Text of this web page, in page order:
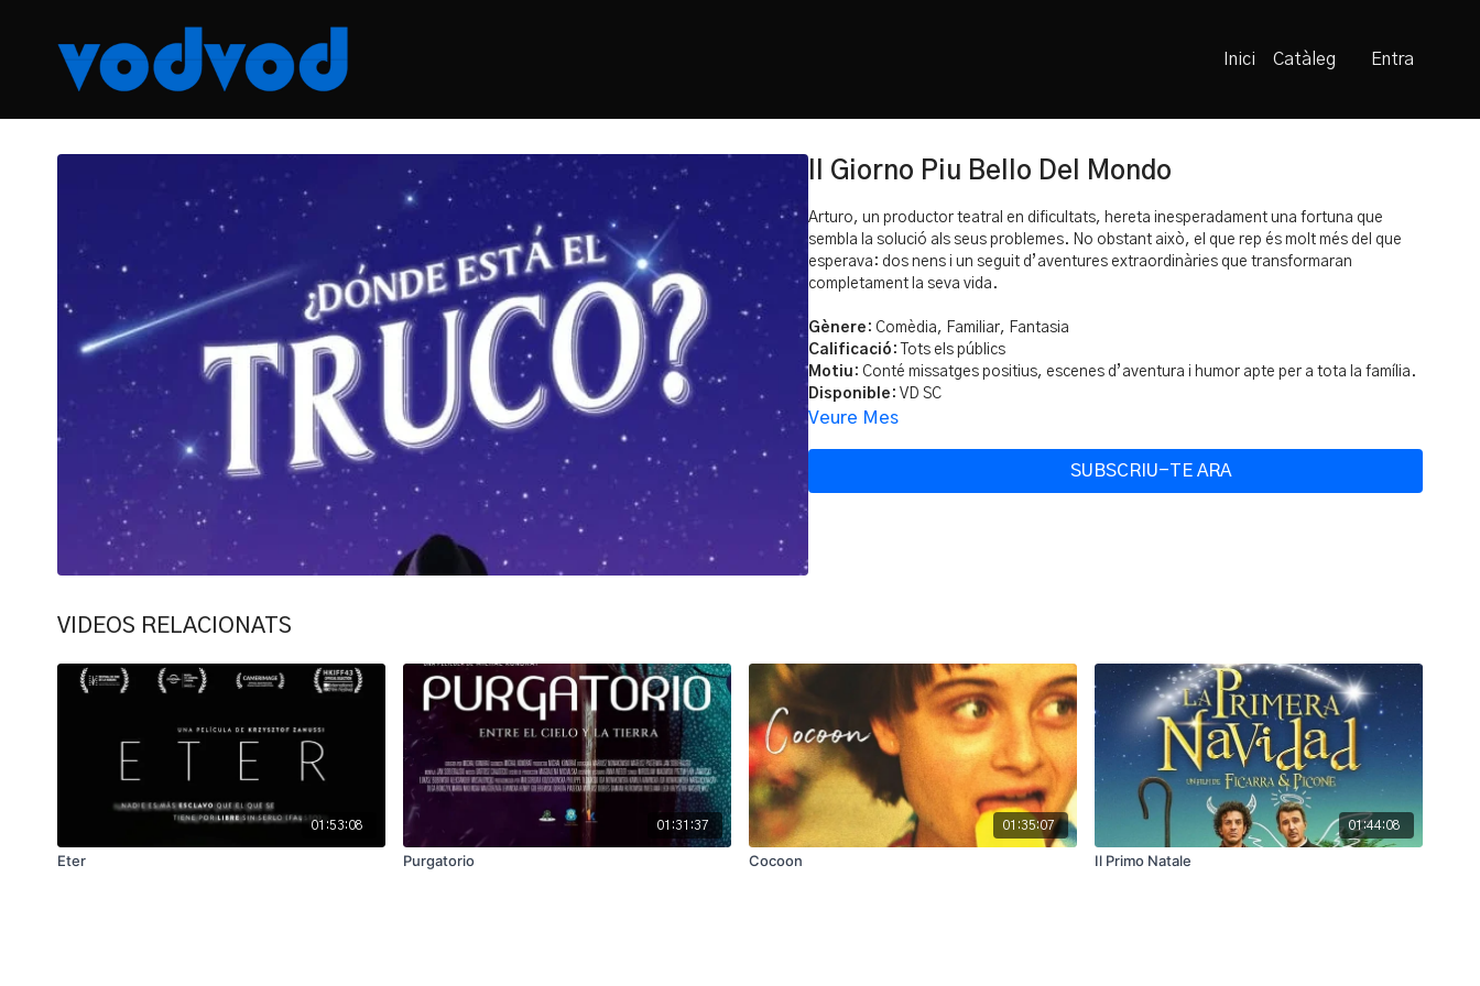
Inici Catàleg Entra
Il Giorno Piu Bello Del Mondo
Arturo, un productor teatral en dificultats, hereta inesperadament una fortuna que
sembla la solució als seus problemes. No obstant això, el que rep és molt més del que
esperava: dos nens i un seguit d’aventures extraordinàries que transformaran
completament la seva vida.
Gènere : Comèdia, Familiar, Fantasia
Calificació : Tots els públics
Motiu : Conté missatges positius, escenes d’aventura i humor apte per a tota la família.
Disponible : VD SC
Veure Mes
Veure Mes
SUBSCRIU-TE ARA
VIDEOS RELACIONATS
01:53:08
Eter
01:31:37
Purgatorio
01:35:07
Cocoon
01:44:08
Il Primo Natale